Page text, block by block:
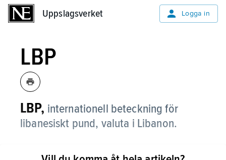
Uppslagsverket Logga in
LBP
LBP, internationell beteckning för
libanesiskt pund, valuta i Libanon.